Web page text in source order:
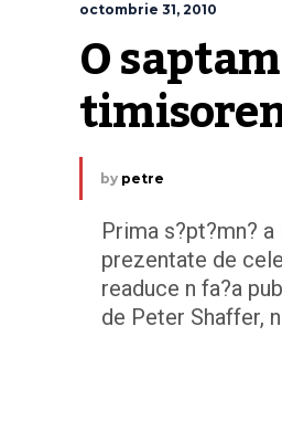
octombrie 31, 2010
O
by petre
Prima s?pt?mn?
prezentate de
readuce n fa?a
de Peter Shaffer,